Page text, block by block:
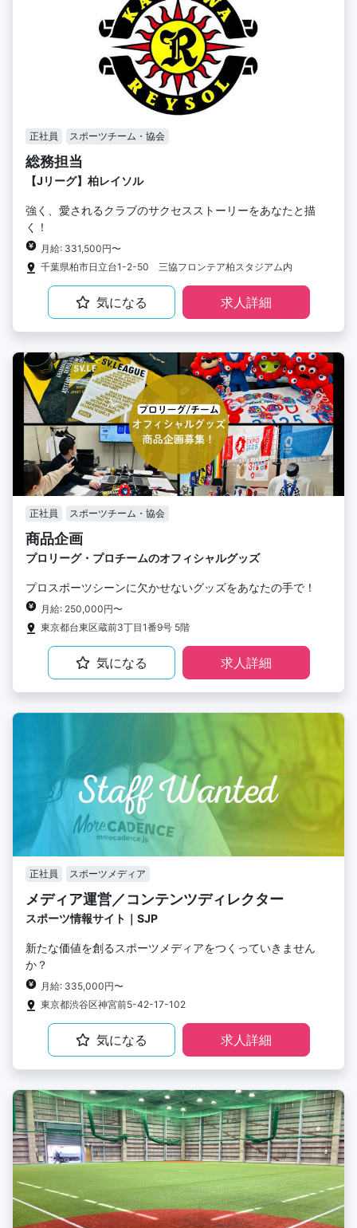
正社員 スポーツチーム・協会
総務担当
【Jリーグ】柏レイソル
強く、愛されるクラブのサクセスストーリーをあなたと描
く！
月給: 331,500円〜
千葉県柏市日立台1-2-50 三協フロンテア柏スタジアム内
気になる 求人詳細
正社員 スポーツチーム・協会
商品企画
プロリーグ・プロチームのオフィシャルグッズ
プロスポーツシーンに欠かせないグッズをあなたの手で！
月給: 250,000円〜
東京都台東区蔵前3丁目1番9号 5階
気になる 求人詳細
正社員 スポーツメディア
メディア運営／コンテンツディレクター
スポーツ情報サイト｜SJP
新たな価値を創るスポーツメディアをつくっていきません
か？
月給: 335,000円〜
東京都渋谷区神宮前5-42-17-102
気になる 求人詳細